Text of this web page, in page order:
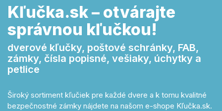
Kľučka.sk – otvárajte
správnou kľučkou!
dverové kľučky, poštové schránky, FAB,
zámky, čísla popisné, vešiaky, úchytky a
petlice
Široký sortiment kľučiek pre každé dvere a k tomu kvalitné
bezpečnostné zámky nájdete na našom e-shope Kľučka.sk.